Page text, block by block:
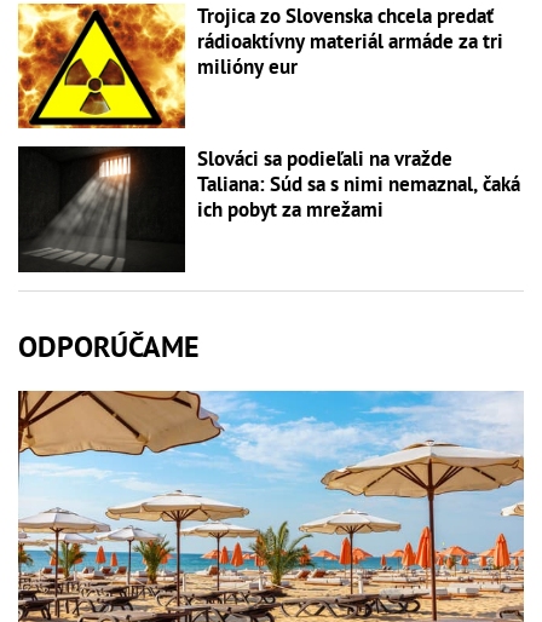
Trojica zo Slovenska chcela predať
rádioaktívny materiál armáde za tri
milióny eur
Slováci sa podieľali na vražde
Taliana: Súd sa s nimi nemaznal, čaká
ich pobyt za mrežami
ODPORÚČAME